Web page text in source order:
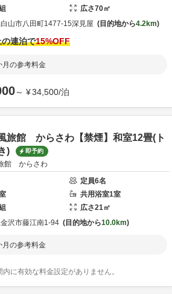
広さ70㎡
白山市八田町1477-15深見屋 目的地から4.2km
連泊で15%OFF
月の参考料金
～ ¥34,500/泊
旅館 からさわ【禁煙】和室12畳(ト
)
即予約
館 からさわ
定員6名
共用浴室1室
広さ21㎡
金沢市藤江南1-94 目的地から10.0km
月の参考料金
内に有効な料金設定がありません。